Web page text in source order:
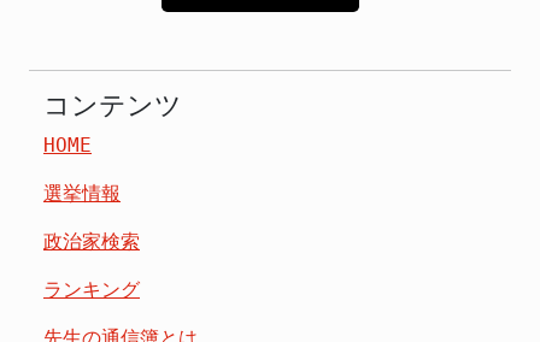
コンテンツ
HOME
選挙情報
政治家検索
ランキング
先生の通信簿とは